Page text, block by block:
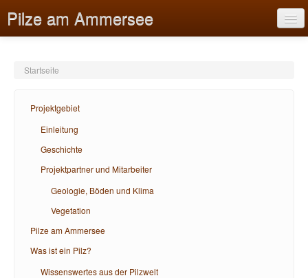
Pilze am Ammersee
Pilze am Ammersee
Was ist ein Pilz?
Bildungsangebote
Startseite
Projektgebiet
Einleitung
Geschichte
Projektpartner und Mitarbeiter
Geologie, Böden und Klima
Vegetation
Pilze am Ammersee
Was ist ein Pilz?
Wissenswertes aus der Pilzwelt